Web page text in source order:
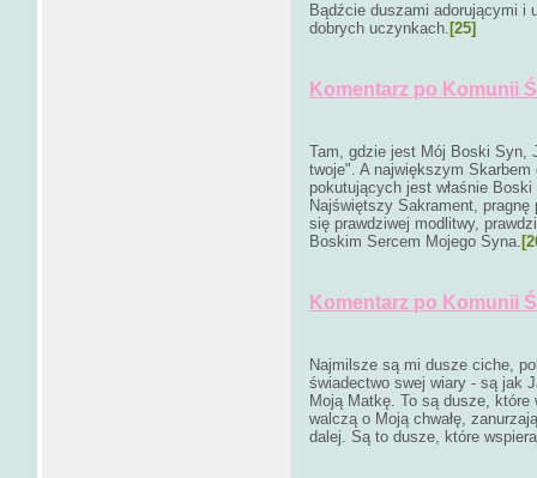
Bądźcie duszami adorującymi i
dobrych uczynkach. [25]
Komentarz po Komunii
Tam, gdzie jest Mój Boski Syn,
twoje". A największym
pokutujących jest właśnie
Najświętszy Sakrament,
się prawdziwej modlitwy,
Boskim Sercem Mojego Syna.
Komentarz po Komunii
Najmilsze są mi dusze ciche,
świadectwo swej wiary - są jak
Moją Matkę. To są dusze,
walczą o Moją chwałę,
dalej. Są to dusze, które